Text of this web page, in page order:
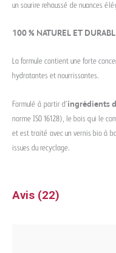
un sourire rehaussé de nuances
100 % NATUREL ET
La formule contient une forte
hydratantes et nourrissantes.
Formulé à partir d’ingrédients
norme ISO 16128), le bois qui le
et est traité avec un vernis bio à
issues du recyclage.
Avis (22)